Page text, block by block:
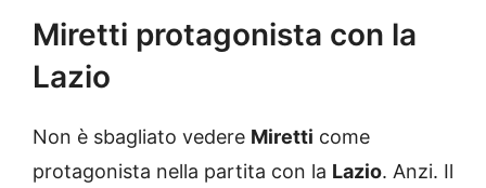
Miretti protagonista con la
Lazio
Non è sbagliato vedere Miretti come
protagonista nella partita con la Lazio. Anzi. Il